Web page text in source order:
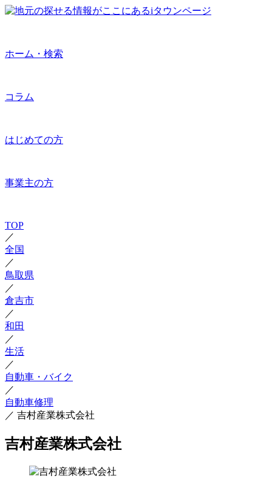
ホーム・検索
コラム
はじめての方
事業主の方
TOP
／
全国
／
鳥取県
／
倉吉市
／
和田
／
生活
／
自動車・バイク
／
自動車修理
／ 吉村産業株式会社
吉村産業株式会社